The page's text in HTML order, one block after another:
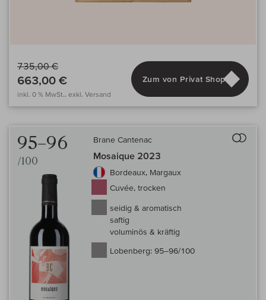
735,00 €
663,00 €
inkl. 0 % MwSt., exkl. Versand
Zum von Privat Shop
95–96
/100
Brane Cantenac
Mosaique 2023
Bordeaux, Margaux
Cuvée, trocken
seidig & aromatisch
saftig
voluminös & kräftig
Lobenberg: 95–96/100